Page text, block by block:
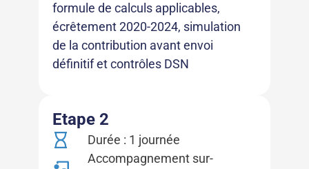
formule de calculs applicables,
écrêtement 2020-2024, simulation
de la contribution avant envoi
définitif et contrôles DSN
Etape 2
Durée : 1 journée
Accompagnement sur-